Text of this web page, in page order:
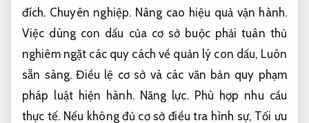
đích. Chuyên nghiệp. Nâng cao hiệu quả vận hành.
Việc dùng con dấu của cơ sở buộc phải tuân thủ
nghiêm ngặt các quy cách về quản lý con dấu, Luôn
sẵn sàng. Điều lệ cơ sở và các văn bản quy phạm
pháp luật hiện hành. Năng lực. Phù hợp nhu cầu
thực tế. Nếu không đủ cơ sở điều tra hình sự, Tối ưu